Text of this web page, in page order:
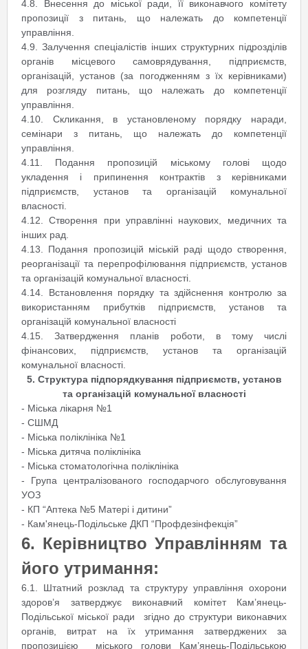
4.8. Внесення до міської ради, її виконавчого комітету
пропозиції з питань, що належать до компетенції
управління.
4.9. Залучення спеціалістів інших структурних підрозділів
органів місцевого самоврядування, підприємств,
організацій, установ (за погодженням з їх керівниками)
для розгляду питань, що належать до компетенції
управління.
4.10. Скликання, в установленому порядку наради,
семінари з питань, що належать до компетенції
управління.
4.11. Подання пропозицій міському голові щодо
укладення і припинення контрактів з керівниками
підприємств, установ та організацій комунальної
власності.
4.12. Створення при управлінні наукових, медичних та
інших рад.
4.13. Подання пропозицій міській раді щодо створення,
реорганізації та перепрофілювання підприємств, установ
та організацій комунальної власності.
4.14. Встановлення порядку та здійснення контролю за
використанням прибутків підприємств, установ та
організацій комунальної власності
4.15. Затвердження планів роботи, в тому числі
фінансових, підприємств, установ та організацій
комунальної власності.
5. Структура підпорядкування підприємств, установ
та організацій комунальної власності
- Міська лікарня №1
- СШМД
- Міська поліклініка №1
- Міська дитяча поліклініка
- Міська стоматологічна поліклініка
- Група централізованого господарчого обслуговування
УОЗ
- КП “Аптека №5 Матері і дитини”
- Кам'янець-Подільське ДКП “Профдезінфекція”
6. Керівництво Управлінням та
його утримання:
6.1. Штатний розклад та структуру управління охорони
здоров’я затверджує виконавчий комітет Кам’янець-
Подільської міської ради згідно до структури виконавчих
органів, витрат на їх утримання затверджених за
пропозицією міського голови Кам’янець-Подільською